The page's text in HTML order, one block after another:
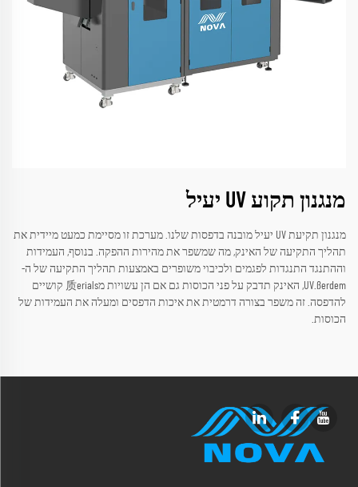
מנגנון תקוע UV יעיל
מנגנון תקיעת UV יעיל מובנה בדפסות שלנו. מערכת זו מסיימת כמעט מיידית את
תהליך התקיעה של האינק, מה שמשפר את מהירות ההפקה. בנוסף, העמידות
וההתנגד התנגדות לפגמים ולכיבוי משופרים באמצעות תהליך התקיעה של ה-
UV.ßerdem, האינק תדבק על פני הכוסות גם אם הן עשויות מ质erials קושיים
להדפסה. זה משפר בצורה דרמטית את איכות הדפסים ומעלה את העמידות של
הכוסות.